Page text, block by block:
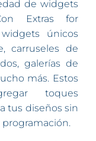
de widgets
Extras for
únicos
carruseles de
galerías de
más. Estos
toques
tus diseños sin